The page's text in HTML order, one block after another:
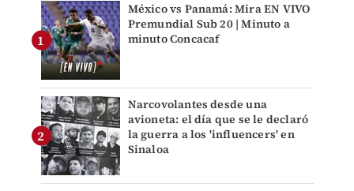
México vs Panamá: Mira EN VIVO
Premundial Sub 20 | Minuto a
minuto Concacaf
Narcovolantes desde una
avioneta: el día que se le declaró
la guerra a los 'influencers' en
Sinaloa